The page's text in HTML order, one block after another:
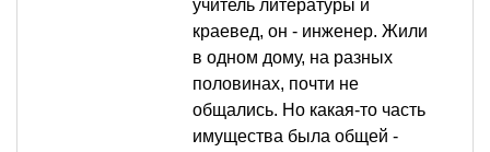
учитель литературы и
краевед, он - инженер. Жили
в одном дому, на разных
половинах, почти не
общались. Но какая-то часть
имущества была общей -